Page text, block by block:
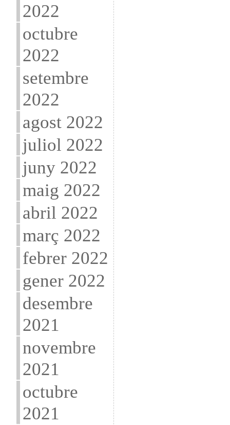
2022
octubre
2022
setembre
2022
agost 2022
juliol 2022
juny 2022
maig 2022
abril 2022
març 2022
febrer 2022
gener 2022
desembre
2021
novembre
2021
octubre
2021